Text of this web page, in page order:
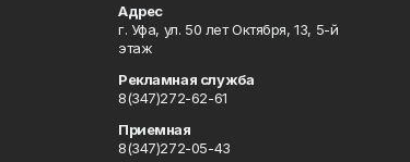
Адрес
г. Уфа, ул. 50 лет Октября, 13, 5-й
этаж
Рекламная служба
8(347)272-62-61
Приемная
8(347)272-05-43